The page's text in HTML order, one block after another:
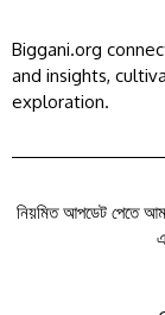
Biggani.org
and insights,
exploration.
নিয়মিত আপডেট পেতে